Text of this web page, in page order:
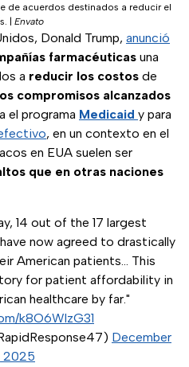
de acuerdos destinados a reducir el
Envato
Donald Trump, anunció
farmacéuticas una
a reducir los costos de
compromisos alcanzados
el programa Medicaid y para
, en un contexto en el
en EUA suelen ser
que en otras naciones
14 out of the 17 largest
now agreed to drastically
American patients... This
for patient affordability in
healthcare by far."
k8O6WlzG31
December
2025